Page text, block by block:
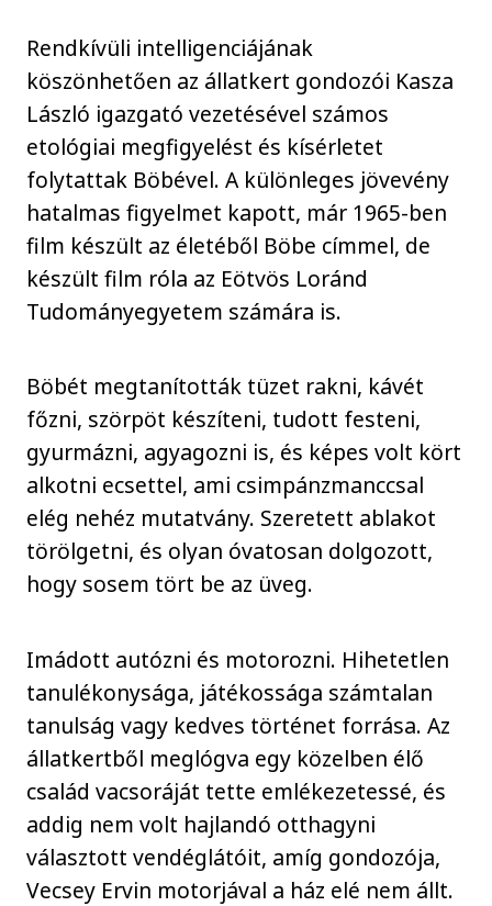
Rendkívüli intelligenciájának
köszönhetően az állatkert gondozói Kasza
László igazgató vezetésével számos
etológiai megfigyelést és kísérletet
folytattak Böbével. A különleges jövevény
hatalmas figyelmet kapott, már 1965-ben
film készült az életéből Böbe címmel, de
készült film róla az Eötvös Loránd
Tudományegyetem számára is.
Böbét megtanították tüzet rakni, kávét
főzni, szörpöt készíteni, tudott festeni,
gyurmázni, agyagozni is, és képes volt kört
alkotni ecsettel, ami csimpánzmanccsal
elég nehéz mutatvány. Szeretett ablakot
törölgetni, és olyan óvatosan dolgozott,
hogy sosem tört be az üveg.
Imádott autózni és motorozni. Hihetetlen
tanulékonysága, játékossága számtalan
tanulság vagy kedves történet forrása. Az
állatkertből meglógva egy közelben élő
család vacsoráját tette emlékezetessé, és
addig nem volt hajlandó otthagyni
választott vendéglátóit, amíg gondozója,
Vecsey Ervin motorjával a ház elé nem állt.